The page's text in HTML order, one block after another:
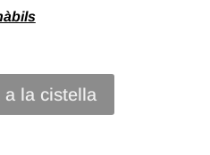
a la cistella